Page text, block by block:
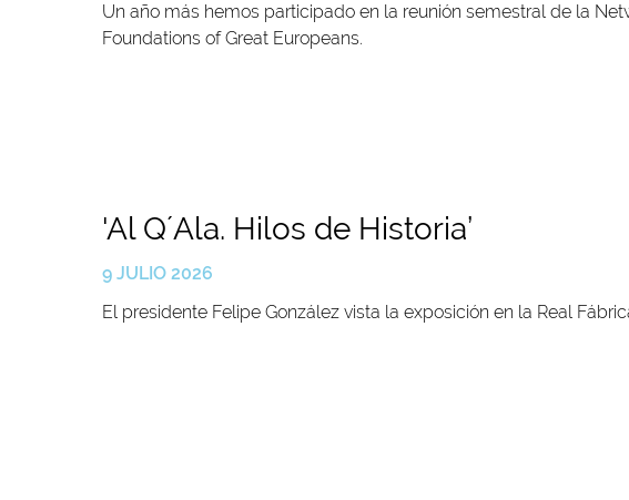
Un año más hemos participado en la reunión semestral de la
Foundations of Great Europeans.
'Al Q´Ala. Hilos de Historia’
9 JULIO 2026
El presidente Felipe González vista la exposición en la Real